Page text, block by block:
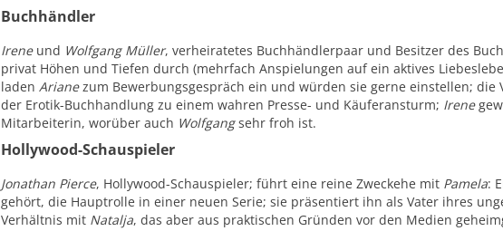
Buchhändler
Ireneund Wolfgang Müller, verheiratetes Buchhändlerpaar und Besitzer des
privat Höhen und Tiefen durch (mehrfach Anspielungen auf ein aktives
laden Arianezum Bewerbungsgespräch ein und würden sie gerne einstellen; die
der Erotik-Buchhandlung zu einem wahren Presse- und Käuferansturm; Irene
Mitarbeiterin, worüber auch Wolfgangsehr froh ist.
Hollywood-Schauspieler
Jonathan Pierce, Hollywood-Schauspieler; führt eine reine Zweckehe mit Pamela:
gehört, die Hauptrolle in einer neuen Serie; sie präsentiert ihn als Vater ihres
Verhältnis mit Natalja, das aber aus praktischen Gründen vor den Medien